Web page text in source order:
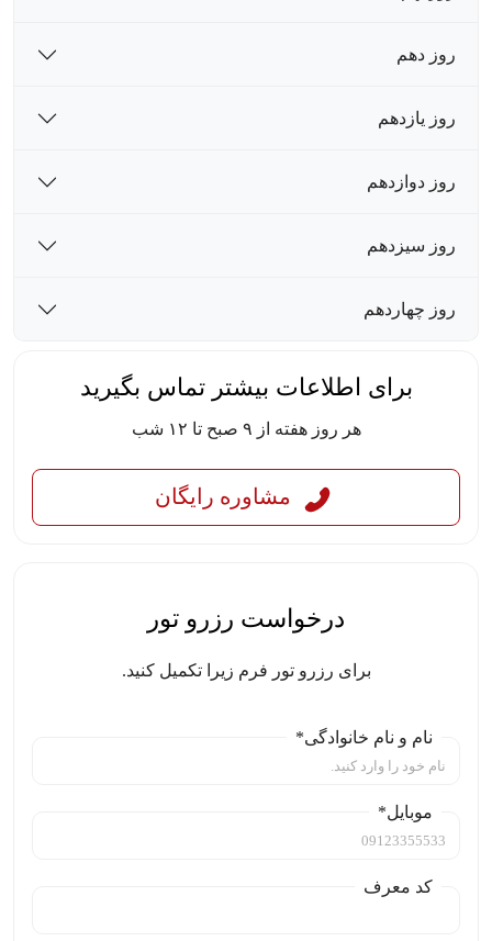
روز دهم
روز یازدهم
روز دوازدهم
روز سیزدهم
روز چهاردهم
برای اطلاعات بیشتر تماس بگیرید
هر روز هفته از ۹ صبح تا ۱۲ شب
مشاوره رایگان
درخواست رزرو تور
برای رزرو تور فرم زیرا تکمیل کنید.
نام و نام خانوادگی*
موبایل*
کد معرف